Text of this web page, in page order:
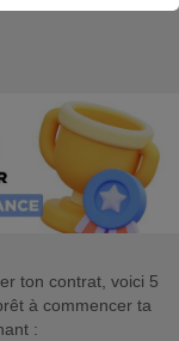
ton contrat, voici 5
à commencer ta
: